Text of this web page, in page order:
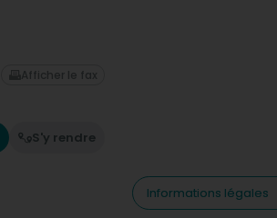
S'y rendre
Afficher le fax
Informations légales